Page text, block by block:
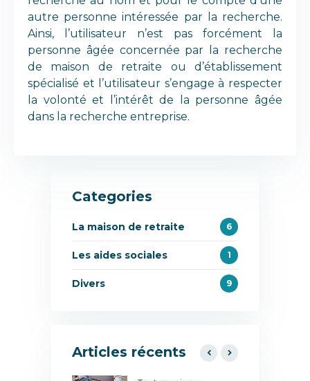
autre personne intéressée par la recherche.
Ainsi, l’utilisateur n’est pas forcément la
personne âgée concernée par la recherche
de maison de retraite ou d’établissement
spécialisé et l’utilisateur s’engage à respecter
la volonté et l’intérêt de la personne âgée
dans la recherche entreprise.
Categories
La maison de retraite 6
Les aides sociales 1
Divers 9
Articles récents